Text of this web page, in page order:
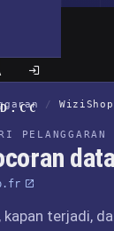
/ WiziShop
PELANGGARAN
kapan terjadi,